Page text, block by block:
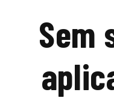
Sem